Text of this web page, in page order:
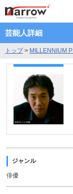
芸能人詳細
トップ> MILLENNIUM
ジャンル
俳優